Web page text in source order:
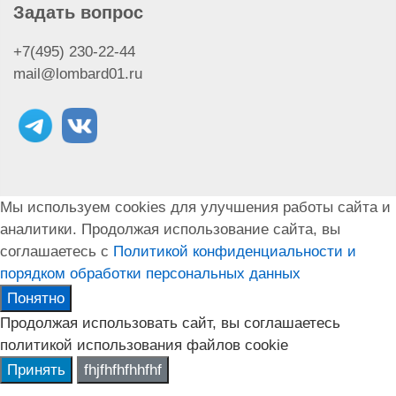
Скупка наушников Airpods Pro Max
Скупка наушников Airpods Pro
Скупка наушников Airpods 3
Скупка Macbook Air
Скупка Macbook Pro
Скупка IPad Air
Скупка IPhone Xs
Скупка наушников Airpods 2
Скупка ноутбука Apple
Скупка Apple TV
Задать вопрос
+7(495) 230-22-44
mail@lombard01.ru
Мы используем cookies для улучшения работы сайта и
аналитики. Продолжая использование сайта, вы
соглашаетесь с Политикой конфиденциальности и
порядком обработки персональных данных
Понятно
Продолжая использовать сайт, вы соглашаетесь
политикой использования файлов cookie
Принять
fhjfhfhfhhfhf